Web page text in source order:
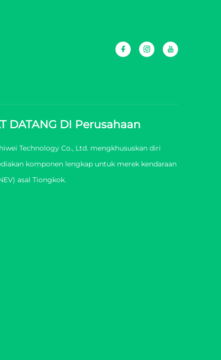
DATANG DI Perusahaan
Technology Co., Ltd. mengkhususkan diri
komponen lengkap untuk merek kendaraan
asal Tiongkok.